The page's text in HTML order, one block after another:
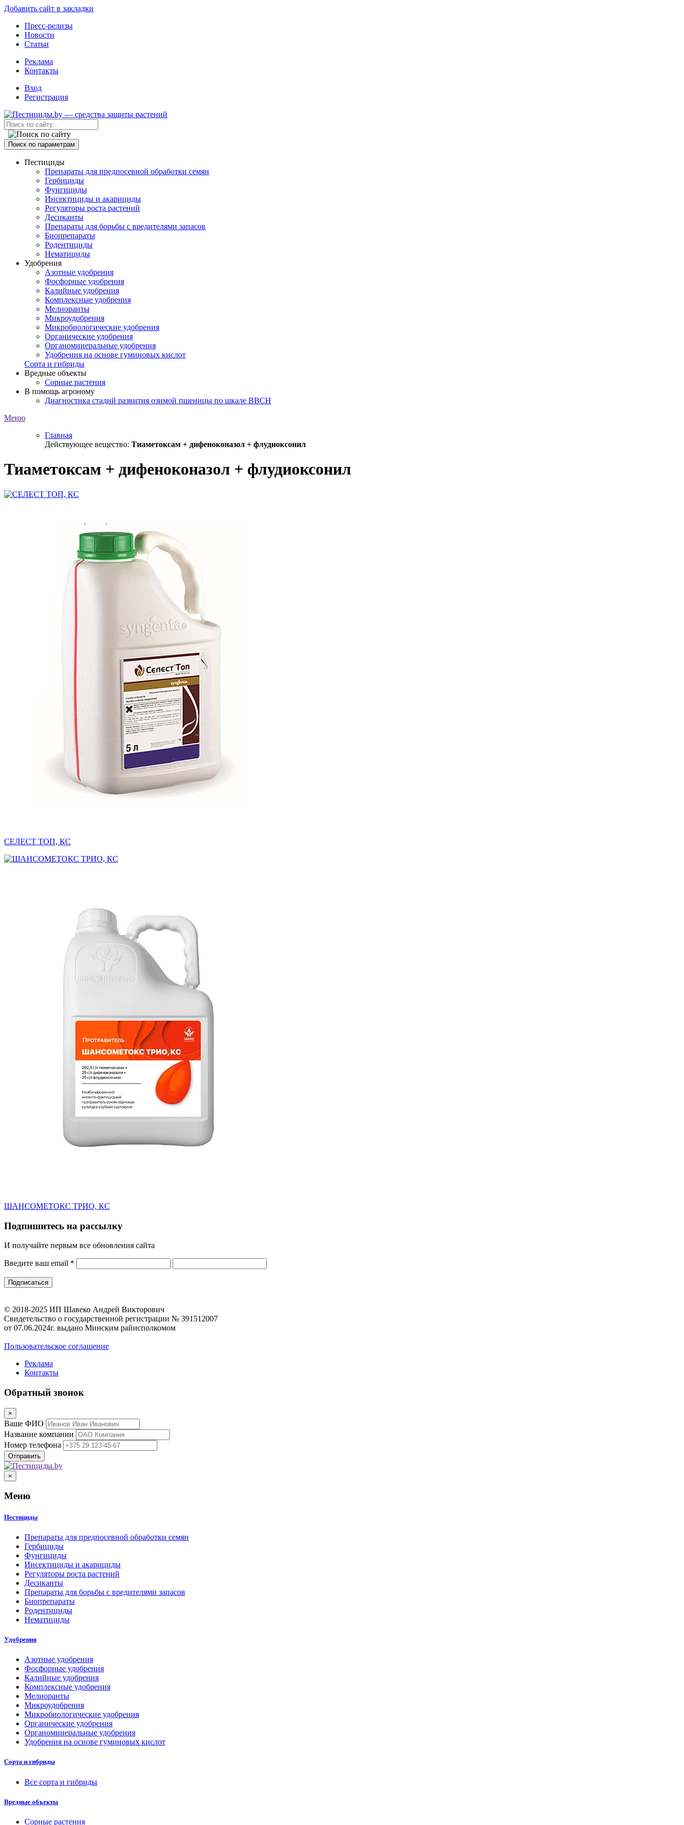
Добавить сайт в закладки
Пресс-релизы
Новости
Статьи
Реклама
Контакты
Вход
Регистрация
Поиск по параметрам
Пестициды
Препараты для предпосевной обработки семян
Гербициды
Фунгициды
Инсектициды и акарициды
Регуляторы роста растений
Десиканты
Препараты для борьбы с вредителями запасов
Биопрепараты
Родентициды
Нематициды
Удобрения
Азотные удобрения
Фосфорные удобрения
Калийные удобрения
Комплексные удобрения
Мелиоранты
Микроудобрения
Микробиологические удобрения
Органические удобрения
Органоминеральные удобрения
Удобрения на основе гуминовых кислот
Сорта и гибриды
Вредные объекты
Сорные растения
В помощь агроному
Диагностика стадий развития озимой пшеницы по шкале ВВСН
Меню
Главная
Действующее вещество: Тиаметоксам + дифеноконазол + флудиоксонил
Тиаметоксам + дифеноконазол + флудиоксонил
СЕЛЕСТ ТОП, КС
ШАНСОМЕТОКС ТРИО, КС
Подпишитесь на рассылку
И получайте первым все обновления сайта
Введите ваш email *
© 2018-2025 ИП Шавеко Андрей Викторович
Свидетельство о государственной регистрации № 391512007
от 07.06.2024г. выдано Минским райисполкомом
Пользовательское соглашение
Реклама
Контакты
Обратный звонок
×
Ваше ФИО
Название компании
Номер телефона
×
Меню
Пестициды
Препараты для предпосевной обработки семян
Гербициды
Фунгициды
Инсектициды и акарициды
Регуляторы роста растений
Десиканты
Препараты для борьбы с вредителями запасов
Биопрепараты
Родентициды
Нематициды
Удобрения
Азотные удобрения
Фосфорные удобрения
Калийные удобрения
Комплексные удобрения
Мелиоранты
Микроудобрения
Микробиологические удобрения
Органические удобрения
Органоминеральные удобрения
Удобрения на основе гуминовых кислот
Сорта и гибриды
Все сорта и гибриды
Вредные объекты
Сорные растения